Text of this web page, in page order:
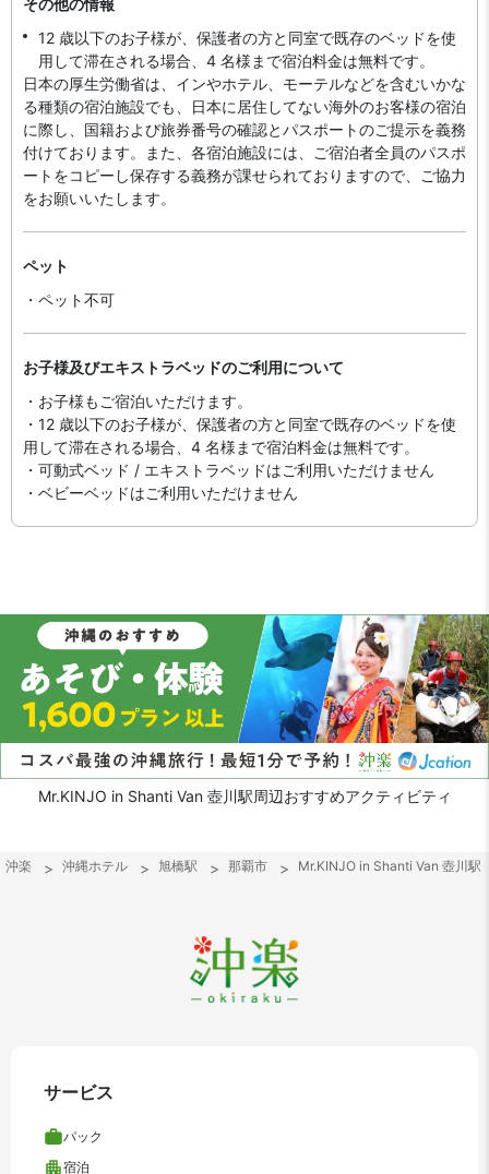
その他の情報
12 歳以下のお子様が、保護者の方と同室で既存のベッドを使
用して滞在される場合、4 名様まで宿泊料金は無料です。
日本の厚生労働省は、インやホテル、モーテルなどを含むいかな
る種類の宿泊施設でも、日本に​居住してない海外のお客様の宿泊
に際し、国籍および旅券番号の確認とパスポートのご提示を義務
付け​ております。また、各宿泊施設には、ご宿泊者全員のパスポ
ートをコピーし保存する義務が課せられておりますの​で、ご協力
をお願いいたします。
ペット
・ペット不可
お子様及びエキストラベッドのご利用について
・お子様もご宿泊いただけます。
・12 歳以下のお子様が、保護者の方と同室で既存のベッドを使
用して滞在される場合、4 名様まで宿泊料金は無料です。
・可動式ベッド / エキストラベッドはご利用いただけません
・ベビーベッドはご利用いただけません
Mr.KINJO in Shanti Van 壺川駅周辺おすすめアクティビティ
沖楽 沖縄ホテル 旭橋駅 那覇市 Mr.KINJO in Shanti Van 壺川駅
サービス
パック
宿泊